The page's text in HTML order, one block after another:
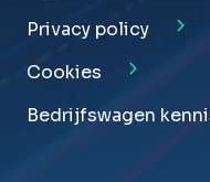
Privacy policy
Cookies
Bedrijfswagen